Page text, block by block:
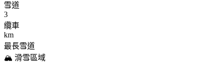
雪道
3
纜車
km
最長雪道
🏔️ 滑雪區域